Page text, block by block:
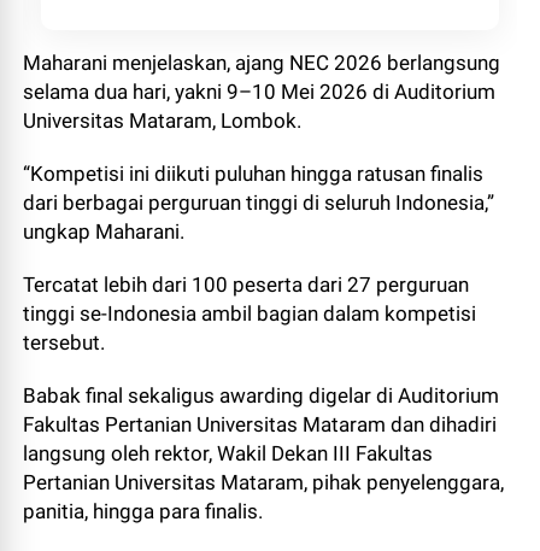
Maharani menjelaskan, ajang NEC 2026 berlangsung
selama dua hari, yakni 9–10 Mei 2026 di Auditorium
Universitas Mataram, Lombok.
“Kompetisi ini diikuti puluhan hingga ratusan finalis
dari berbagai perguruan tinggi di seluruh Indonesia,”
ungkap Maharani.
Tercatat lebih dari 100 peserta dari 27 perguruan
tinggi se-Indonesia ambil bagian dalam kompetisi
tersebut.
Babak final sekaligus awarding digelar di Auditorium
Fakultas Pertanian Universitas Mataram dan dihadiri
langsung oleh rektor, Wakil Dekan III Fakultas
Pertanian Universitas Mataram, pihak penyelenggara,
panitia, hingga para finalis.